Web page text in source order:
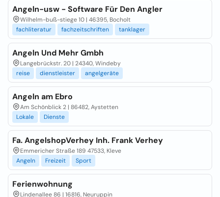
Angeln-usw - Software Für Den Angler
Wilhelm-buß-stiege 10 | 46395, Bocholt
fachliteratur
fachzeitschriften tanklager
Angeln Und Mehr Gmbh
Langebrückstr. 20 | 24340, Windeby
reise
dienstleister angelgeräte
Angeln am Ebro
Am Schönblick 2 | 86482, Aystetten
Lokale
Dienste
Fa. AngelshopVerhey Inh. Frank Verhey
Emmericher Straße 189 47533, Kleve
Angeln
Freizeit Sport
Ferienwohnung
Lindenallee 86 | 16816, Neuruppin